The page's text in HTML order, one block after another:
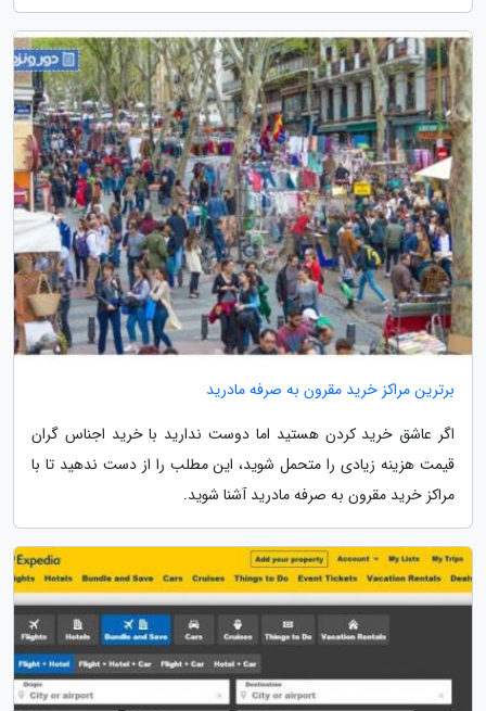
برترین مراکز خرید مقرون به صرفه مادرید
اگر عاشق خرید کردن هستید اما دوست ندارید با خرید اجناس گران
قیمت هزینه زیادی را متحمل شوید، این مطلب را از دست ندهید تا با
مراکز خرید مقرون به صرفه مادرید آشنا شوید.